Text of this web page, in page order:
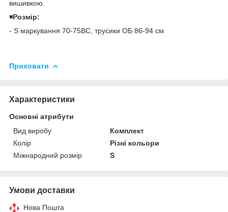
вишивкою.
◾️Розмір:
- S маркування 70-75ВС, трусики ОБ 86-94 см
Приховати
Характеристики
Основні атрибути
Вид виробу
Комплект
Колір
Різні кольори
Міжнародний розмір
S
Умови доставки
Нова Пошта